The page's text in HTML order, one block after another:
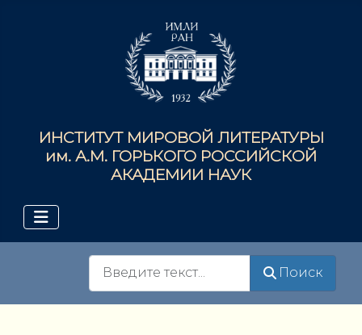
ИНСТИТУТ МИРОВОЙ ЛИТЕРАТУРЫ
им. А.М. ГОРЬКОГО РОССИЙСКОЙ
АКАДЕМИИ НАУК
Поиск